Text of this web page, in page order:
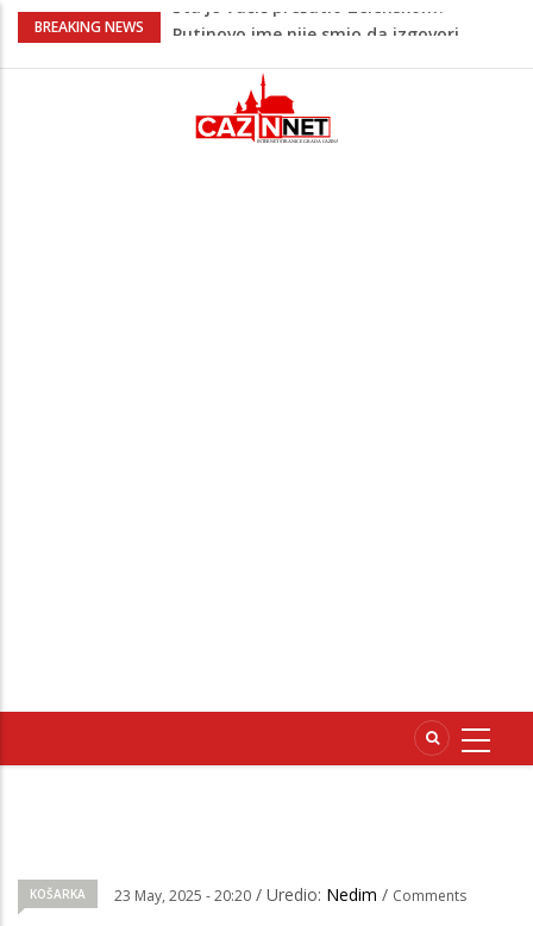
BREAKING NEWS
Šta se dešava u Europi? Dron iz
kod gasovoda
Ribari pronašli kosti na isušenom dnu
Save, podsjećaju na ljudske
KOŠARKA 23 May, 2025 - 20:20 / Uredio: Nedim / Comments